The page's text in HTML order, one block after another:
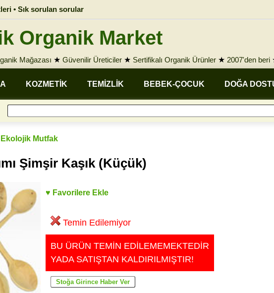
• Sık sorulan sorular
Organik Market
Mağazası ★ Güvenilir Üreticiler ★ Sertifikalı Organik Ürünler ★ 2007'den beri
KOZMETİK TEMİZLİK BEBEK-ÇOCUK DOĞA
Ekolojik Mutfak
Şimşir Kaşık (Küçük)
♥ Favorilere Ekle
Temin Edilemiyor
BU ÜRÜN TEMİN EDİLEMEMEKTEDİR
YADA SATIŞTAN KALDIRILMIŞTIR!